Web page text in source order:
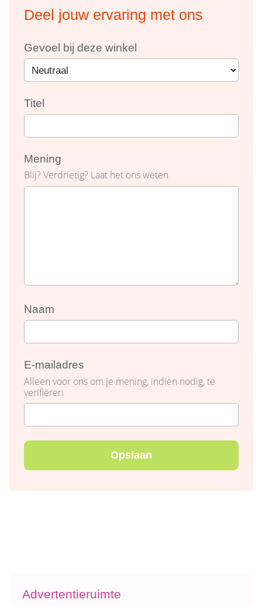
Deel jouw ervaring met ons
Gevoel bij deze winkel
Titel
Mening
Blij? Verdrietig? Laat het ons weten
Naam
E-mailadres
Alleen voor ons om je mening, indien nodig, te
verifiëren
Advertentieruimte